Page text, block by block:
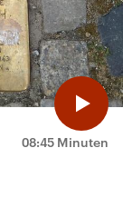
08:45 Minuten